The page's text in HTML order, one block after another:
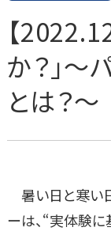
【
か？」
とは？～
暑い日と寒い
ーは、“実体験